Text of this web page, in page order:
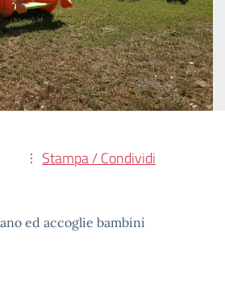
Stampa / Condividi
ed accoglie bambini